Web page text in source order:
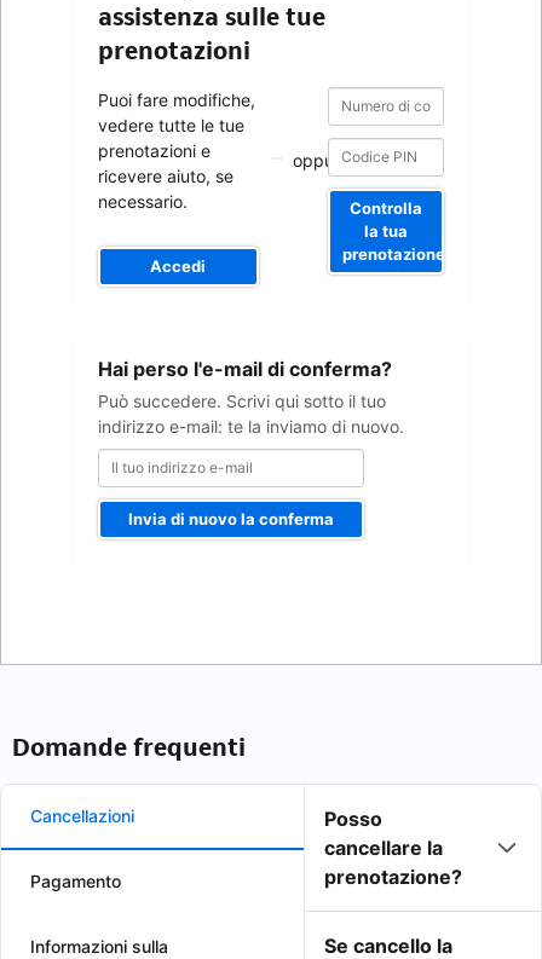
assistenza sulle tue
prenotazioni
Puoi fare modifiche,
vedere tutte le tue
prenotazioni e
ricevere aiuto, se
necessario.
Accedi
oppure
Numero
di
conferma
Numero
conferma
Controlla
la tua
prenotazione
Hai perso l'e-mail di conferma?
Può succedere. Scrivi qui sotto il tuo
indirizzo e-mail: te la inviamo di nuovo.
indirizzo
Invia di nuovo la conferma
Domande frequenti
Cancellazioni
Pagamento
Informazioni sulla
Posso
cancellare la
prenotazione?
Se cancello la